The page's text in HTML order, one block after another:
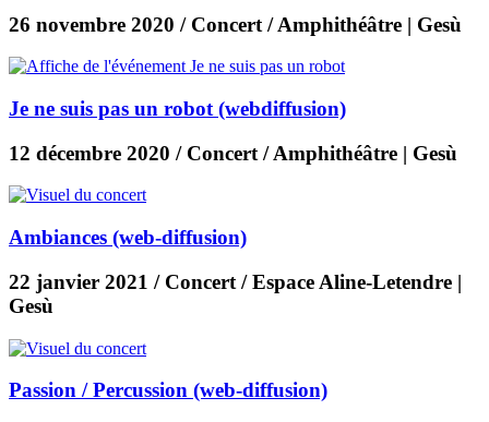
26 novembre 2020 / Concert / Amphithéâtre | Gesù
Je ne suis pas un robot (webdiffusion)
12 décembre 2020 / Concert / Amphithéâtre | Gesù
Ambiances (web-diffusion)
22 janvier 2021 / Concert / Espace Aline-Letendre |
Gesù
Passion / Percussion (web-diffusion)